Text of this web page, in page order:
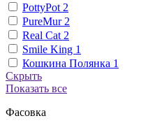
PottyPot 2
PureMur 2
Real Cat 2
Smile King 1
Кошкина Полянка 1
Скрыть
Показать все
Фасовка